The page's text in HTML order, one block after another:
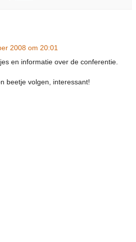
2008 om 20:01
en informatie over de conferentie.
beetje volgen, interessant!